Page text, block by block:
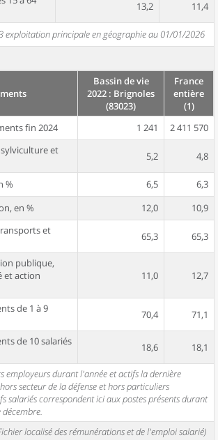
13,2 11,4
exploitation principale en géographie au 01/01/2026
Bassin de vie
2022 : Brignoles
(83023)
France
entière
(1)
fin 2024
1 241
2 411 570
et
5,2 4,8
% 6,5
6,3
en %
12,0
10,9
et
65,3 65,3
publique,
et action
11,0 12,7
de 1 à 9
70,4 71,1
de 10 salariés
18,6 18,1
employeurs durant l'année et actifs la dernière
secteur de la défense et hors particuliers
salariés correspondent ici aux postes présents durant
localisé des rémunérations et de l'emploi salarié)